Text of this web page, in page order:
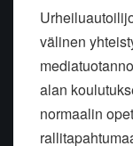
välinen
alan
normaalin